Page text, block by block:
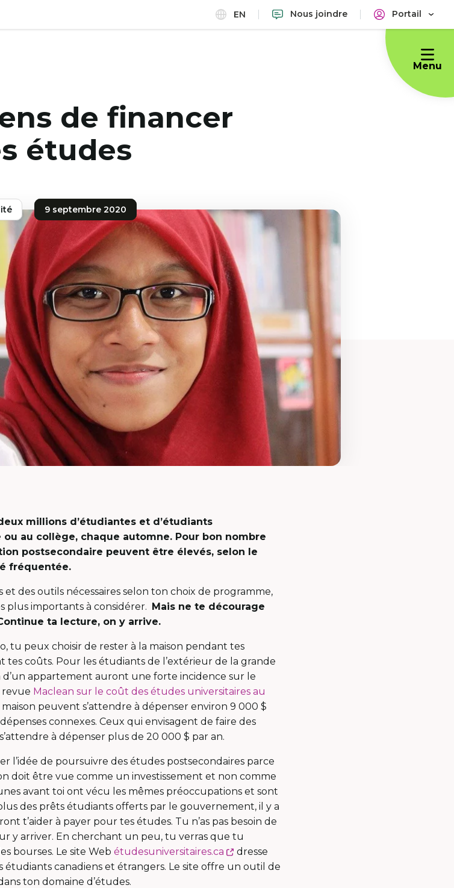
EN Nous joindre Portail
Menu
de financer
études
9 septembre 2020
millions d’étudiantes et d’étudiants
au collège, chaque automne. Pour bon nombre
postsecondaire peuvent être élevés, selon le
fréquentée.
et des outils nécessaires selon ton choix de programme,
plus importants à considérer. Mais ne te décourage
ta lecture, on y arrive.
tu peux choisir de rester à la maison pendant tes
tes coûts. Pour les étudiants de l’extérieur de la grande
d’un appartement auront une forte incidence sur le
Maclean sur le coût des études universitaires au
peuvent s’attendre à dépenser environ 9 000 $
connexes. Ceux qui envisagent de faire des
à dépenser plus de 20 000 $ par an.
l’idée de poursuivre des études postsecondaires parce
doit être vue comme un investissement et non comme
avant toi ont vécu les mêmes préoccupations et sont
des prêts étudiants offerts par le gouvernement, il y a
t’aider à payer pour tes études. Tu n’as pas besoin de
y arriver. En cherchant un peu, tu verras que tu
bourses. Le site Web étudesuniversitaires.ca
Ce
lien
dresse
étudiants canadiens et étrangers. Le site offre un outil de
ton domaine d’études.